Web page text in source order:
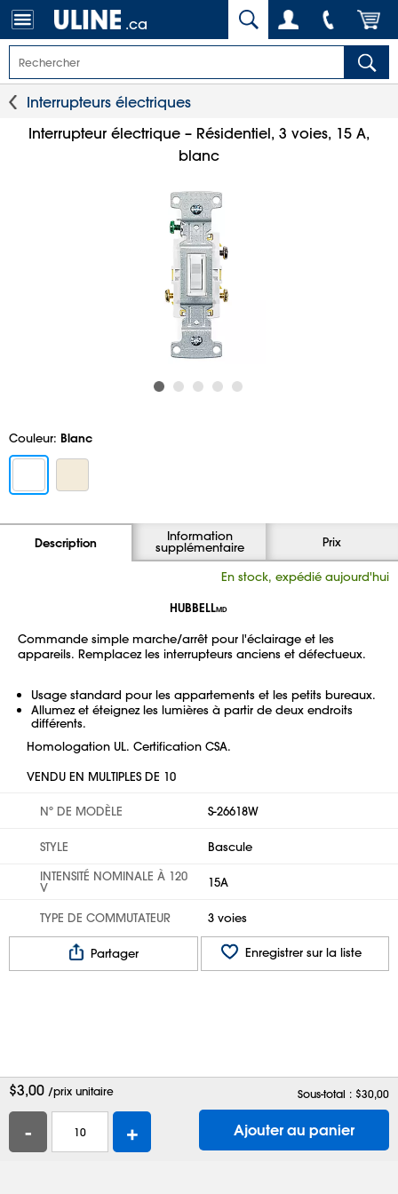
.ca
Interrupteurs électriques
Interrupteur électrique – Résidentiel, 3 voies, 15 A,
blanc
Couleur: Blanc
Description Information
supplémentaire Prix
En stock, expédié aujourd'hui
HUBBELLMD
Commande simple marche/arrêt pour l'éclairage et les
appareils. Remplacez les interrupteurs anciens et défectueux.
Usage standard pour les appartements et les petits bureaux.
Allumez et éteignez les lumières à partir de deux endroits
différents.
Homologation UL. Certification CSA.
VENDU EN MULTIPLES DE 10
Nº DE MODÈLE S-26618W
STYLE
Bascule
INTENSITÉ NOMINALE À 120
V 15A
TYPE DE COMMUTATEUR 3 voies
Partager Enregistrer sur la liste
$3,00 /prix unitaire Sous-total : $30,00
- + Ajouter au panier